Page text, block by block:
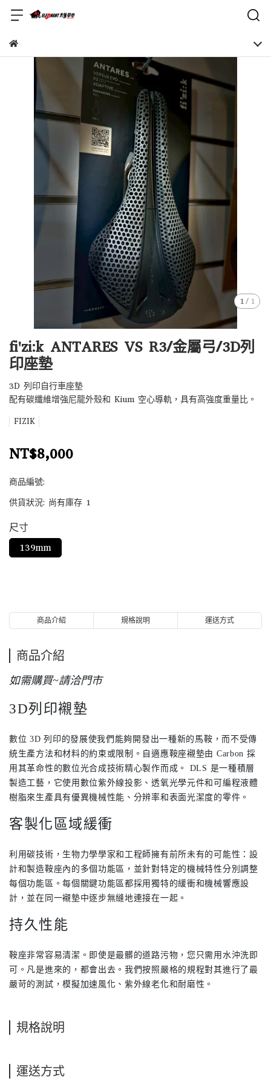
1/ 1
fi'zi:k ANTARES VS R3/金屬弓/3D列
印座墊
3D 列印自行車座墊
配有碳纖維增強尼龍外殼和 Kium 空心導軌，具有高強度重量比。
FIZIK
NT$8,000
商品編號:
供貨狀況: 尚有庫存 1
尺寸
139mm
商品介紹 規格說明 運送方式
商品介紹
如需購買~請洽門市
3D列印襯墊
數位 3D 列印的發展使我們能夠開發出一種新的馬鞍，而不受傳
統生產方法和材料的約束或限制。自適應鞍座襯墊由 Carbon 採
用其革命性的數位光合成技術精心製作而成。 DLS 是一種積層
製造工藝，它使用數位紫外線投影、透氧光學元件和可編程液體
樹脂來生產具有優異機械性能、分辨率和表面光潔度的零件。
客製化區域緩衝
利用碳技術，生物力學學家和工程師擁有前所未有的可能性：設
計和製造鞍座內的多個功能區，並針對特定的機械特性分別調整
每個功能區。每個關鍵功能區都採用獨特的緩衝和機械響應設
計，並在同一襯墊中逐步無縫地連接在一起。
持久性能
鞍座非常容易清潔。即使是最髒的道路污物，您只需用水沖洗即
可。凡是進來的，都會出去。我們按照嚴格的規程對其進行了最
嚴苛的測試，模擬加速風化、紫外線老化和耐磨性。
規格說明
運送方式